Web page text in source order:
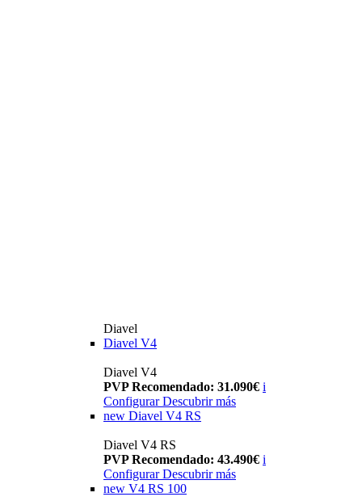
Diavel
Diavel V4
Diavel V4
PVP Recomendado: 31.090€ i
Configurar Descubrir más
new Diavel V4 RS
Diavel V4 RS
PVP Recomendado: 43.490€ i
Configurar Descubrir más
new V4 RS 100